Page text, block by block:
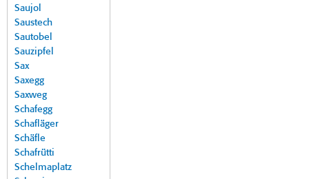
Saujol
Saustech
Sautobel
Sauzipfel
Sax
Saxegg
Saxweg
Schafegg
Schafläger
Schäfle
Schafrütti
Schelmaplatz